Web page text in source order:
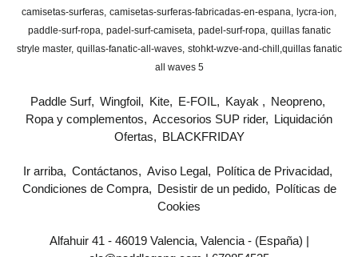
camisetas-surferas camisetas-surferas-fabricadas-en-espana lycra-ion
paddle-surf-ropa padel-surf-camiseta padel-surf-ropa quillas fanatic
stryle master quillas-fanatic-all-waves stohkt-wzve-and-chill ​quillas fanatic
all waves 5
Paddle Surf Wingfoil Kite E-FOIL Kayak
Neopreno
Ropa y complementos
Accesorios SUP rider
Liquidación
Ofertas
BLACKFRIDAY
Ir arriba Contáctanos Aviso Legal
Política de Privacidad
Condiciones de Compra
Desistir de un pedido
Políticas de
Cookies
Alfahuir 41 - 46019 Valencia, Valencia - (España) |